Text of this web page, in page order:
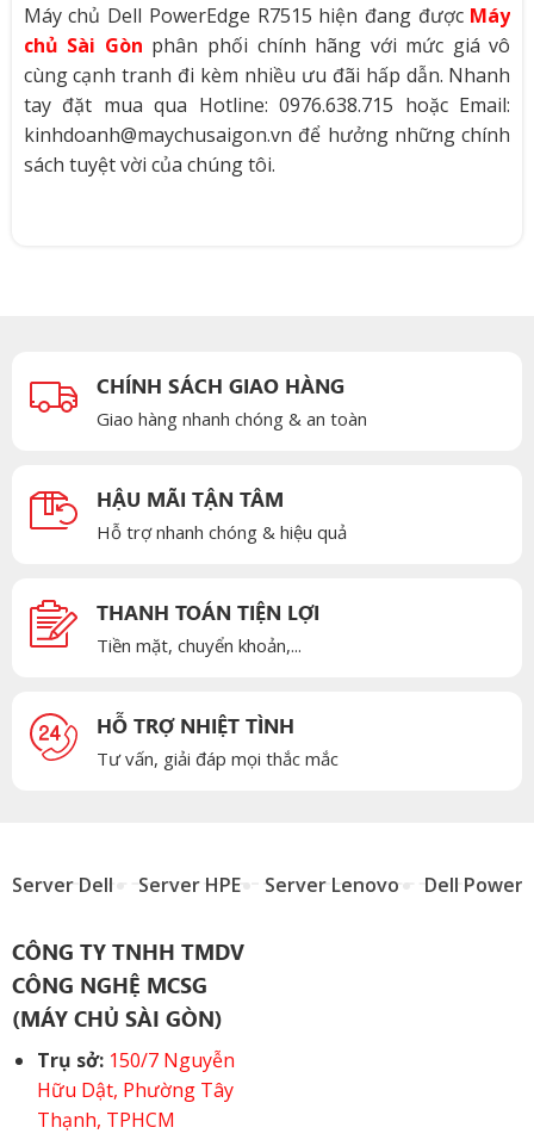
Máy chủ Dell PowerEdge R7515 hiện đang được Máy
chủ Sài Gòn phân phối chính hãng với mức giá vô
cùng cạnh tranh đi kèm nhiều ưu đãi hấp dẫn. Nhanh
tay đặt mua qua Hotline: 0976.638.715 hoặc Email:
kinhdoanh@maychusaigon.vn để hưởng những chính
sách tuyệt vời của chúng tôi.
CHÍNH SÁCH GIAO HÀNG
Giao hàng nhanh chóng & an toàn
HẬU MÃI TẬN TÂM
Hỗ trợ nhanh chóng & hiệu quả
THANH TOÁN TIỆN LỢI
Tiền mặt, chuyển khoản,...
HỖ TRỢ NHIỆT TÌNH
Tư vấn, giải đáp mọi thắc mắc
Server Dell Server HPE Server Lenovo Dell
CÔNG TY TNHH TMDV
CÔNG NGHỆ MCSG
(MÁY CHỦ SÀI GÒN)
Trụ sở: 150/7 Nguyễn
Hữu Dật, Phường Tây
Thạnh, TPHCM